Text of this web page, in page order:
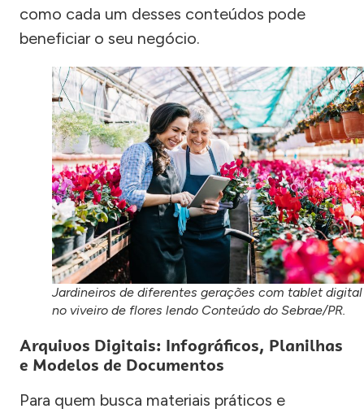
como cada um desses conteúdos pode
beneficiar o seu negócio.
Jardineiros de diferentes gerações com tablet digital
no viveiro de flores lendo Conteúdo do Sebrae/PR.
Arquivos Digitais: Infográficos, Planilhas
e Modelos de Documentos
Para quem busca materiais práticos e